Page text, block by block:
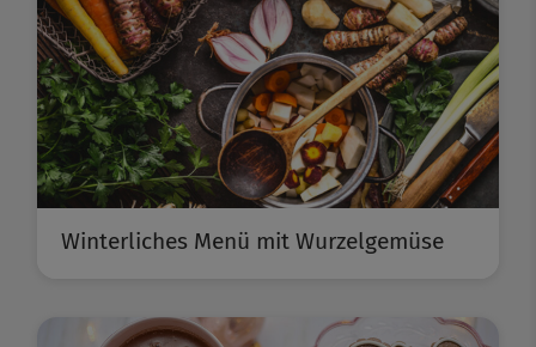
Winterliches Menü mit Wurzelgemüse